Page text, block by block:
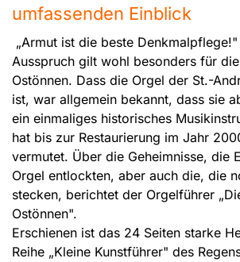
umfassenden Einblick
„Armut ist die beste
Ausspruch gilt wohl besonders für
Ostönnen. Dass die Orgel der St.-
ist, war allgemein bekannt, dass sie
ein einmaliges historisches
hat bis zur Restaurierung im Jahr
vermutet. Über die Geheimnisse, die
Orgel entlockten, aber auch die, die
stecken, berichtet der Orgelführer
Ostönnen".
Erschienen ist das 24 Seiten starke
Reihe „Kleine Kunstführer" des